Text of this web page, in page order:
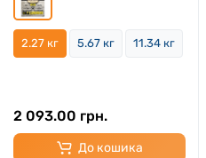
2.27 кг 5.67 кг 11.34 кг
2 093.00 грн.
До кошика